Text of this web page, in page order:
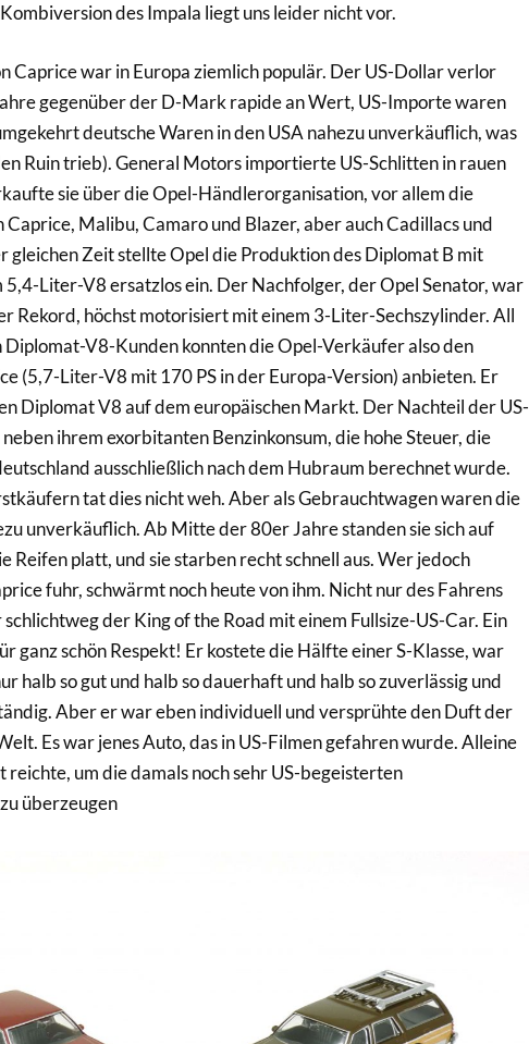
des Impala liegt uns leider nicht vor.
Caprice war in Europa ziemlich populär. Der US-Dollar verlor
gegenüber der D-Mark rapide an Wert, US-Importe waren
deutsche Waren in den USA nahezu unverkäuflich, was
Ruin trieb). General Motors importierte US-Schlitten in rauen
sie über die Opel-Händlerorganisation, vor allem die
Caprice, Malibu, Camaro und Blazer, aber auch Cadillacs und
gleichen Zeit stellte Opel die Produktion des Diplomat B mit
5,4-Liter-V8 ersatzlos ein. Der Nachfolger, der Opel Senator, war
Rekord, höchst motorisiert mit einem 3-Liter-Sechszylinder. All
Diplomat-V8-Kunden konnten die Opel-Verkäufer also den
(5,7-Liter-V8 mit 170 PS in der Europa-Version) anbieten. Er
Diplomat V8 auf dem europäischen Markt. Der Nachteil der US-
ihrem exorbitanten Benzinkonsum, die hohe Steuer, die
ausschließlich nach dem Hubraum berechnet wurde.
tat dies nicht weh. Aber als Gebrauchtwagen waren die
unverkäuflich. Ab Mitte der 80er Jahre standen sie sich auf
Reifen platt, und sie starben recht schnell aus. Wer jedoch
fuhr, schwärmt noch heute von ihm. Nicht nur des Fahrens
der King of the Road mit einem Fullsize-US-Car. Ein
ganz schön Respekt! Er kostete die Hälfte einer S-Klasse, war
halb so gut und halb so dauerhaft und halb so zuverlässig und
Aber er war eben individuell und versprühte den Duft der
Es war jenes Auto, das in US-Filmen gefahren wurde. Alleine
reichte, um die damals noch sehr US-begeisterten
überzeugen